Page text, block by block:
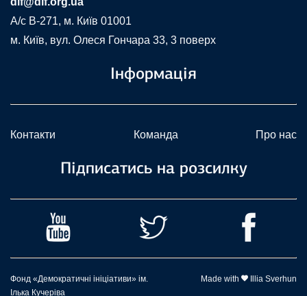
A/c В-271, м. Київ 01001
м. Київ, вул. Олеся Гончара 33, 3 поверх
Інформація
Контакти Команда Про нас
Підписатись на розсилку
Фонд «Демократичні ініціативи» ім.
Ілька Кучеріва
Made with Illia Sverhun